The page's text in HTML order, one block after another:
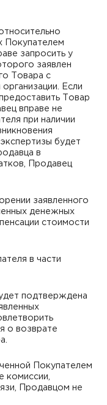
Покупателем
запросить у
заявлен
Товара с
Если
Товар
вправе не
при наличии
будет
в
Продавец
заявленного
денежных
стоимости
в части
подтверждена
о возврате
Покупателем
комиссии,
Продавцом не